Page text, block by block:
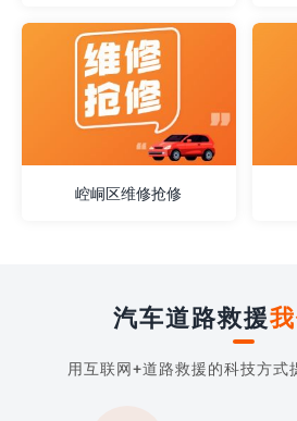
崆峒区维修抢修
汽车道路救援
用互联网+道路救援的科技方式